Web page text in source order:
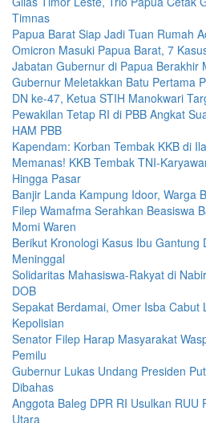
Timnas
Papua Barat Siap Jadi Tuan Rumah
Omicron Masuki Papua Barat, 7
Jabatan Gubernur di Papua Berakhir
Gubernur Meletakkan Batu Pertama
DN ke-47, Ketua STIH Manokwari
Pewakilan Tetap RI di PBB Angkat
HAM PBB
Kapendam: Korban Tembak KKB di
Memanas! KKB Tembak TNI-
Hingga Pasar
Banjir Landa Kampung Idoor, Warga
Filep Wamafma Serahkan Beasiswa
Momi Waren
Berikut Kronologi Kasus Ibu Gantung
Meninggal
Solidaritas Mahasiswa-Rakyat di
DOB
Sepakat Berdamai, Omer Isba Cabut
Kepolisian
Senator Filep Harap Masyarakat
Pemilu
Gubernur Lukas Undang Presiden
Dibahas
Anggota Baleg DPR RI Usulkan RUU
Utara